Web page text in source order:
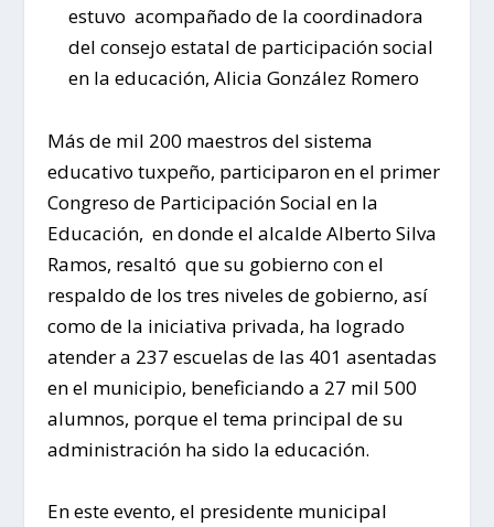
estuvo acompañado de la coordinadora
del consejo estatal de participación social
en la educación, Alicia González Romero
Más de mil 200 maestros del sistema
educativo tuxpeño, participaron en el primer
Congreso de Participación Social en la
Educación, en donde el alcalde Alberto Silva
Ramos, resaltó que su gobierno con el
respaldo de los tres niveles de gobierno, así
como de la iniciativa privada, ha logrado
atender a 237 escuelas de las 401 asentadas
en el municipio, beneficiando a 27 mil 500
alumnos, porque el tema principal de su
administración ha sido la educación.
En este evento, el presidente municipal